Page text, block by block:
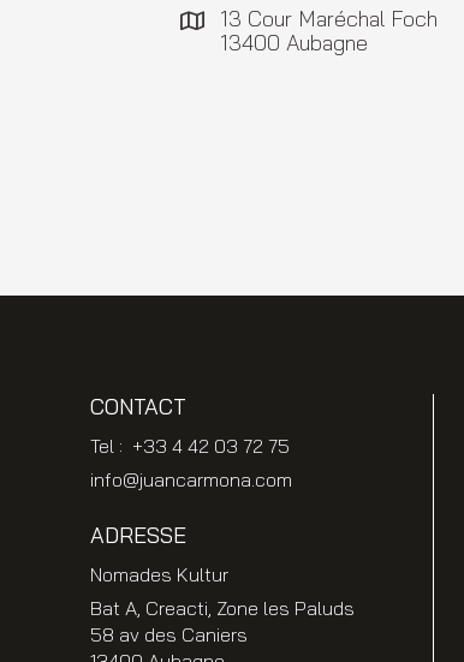
13 Cour Maréchal Foch
13400 Aubagne
CONTACT
Tel : +33 4 42 03 72 75
info@juancarmona.com
ADRESSE
Nomades Kultur
Bat A, Creacti, Zone les Paluds
58 av des Caniers